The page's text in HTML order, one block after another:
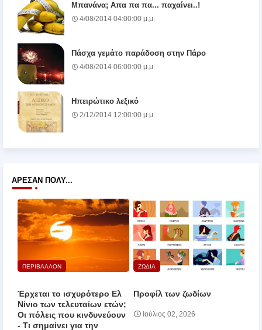
Μπανάνα; Απα πα πα... παχαίνει..!
4/08/2014 04:00:00 μ.μ.
Πάσχα γεμάτο παράδοση στην Πάρο
4/08/2014 06:00:00 μ.μ.
Ηπειρώτικο λεξικό
2/12/2014 12:00:00 μ.μ.
ΆΡΕΣΑΝ ΠΟΛΎ...
ΠΕΡΙΒΑΛΛΟΝ
Έρχεται το ισχυρότερο Ελ
Νίνιο των τελευταίων ετών;
Οι πόλεις που κινδυνεύουν
‑ Τι σημαίνει για την
ΖΩΔΙΑ
Προφίλ των ζωδίων
Ιούλιος 02, 2026